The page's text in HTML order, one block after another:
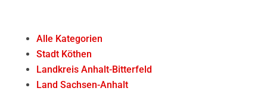
Alle Kategorien
Stadt Köthen
Landkreis Anhalt-Bitterfeld
Land Sachsen-Anhalt